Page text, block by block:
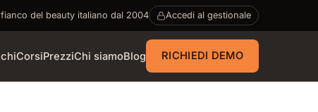
del beauty italiano dal 2004 Accedi al gestionale
CorsiPrezziChi siamoBlog RICHIEDI DEMO